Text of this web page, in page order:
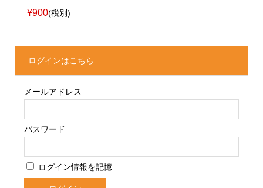
¥900(税別)
ログインはこちら
メールアドレス
パスワード
ログイン情報を記憶